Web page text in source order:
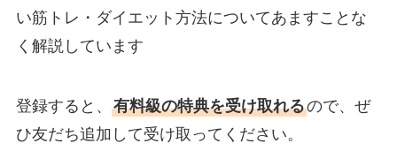
い筋トレ・ダイエット方法についてあますことな
く解説しています
登録すると、 有料級の特典を受け取れるので、ぜ
ひ友だち追加して受け取ってください。